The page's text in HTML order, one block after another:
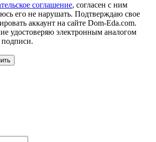
соглашение, согласен с ним
его не нарушать. Подтверждаю свое
аккаунт на сайте Dom-Eda.com.
удостоверяю электронным аналогом
подписи.